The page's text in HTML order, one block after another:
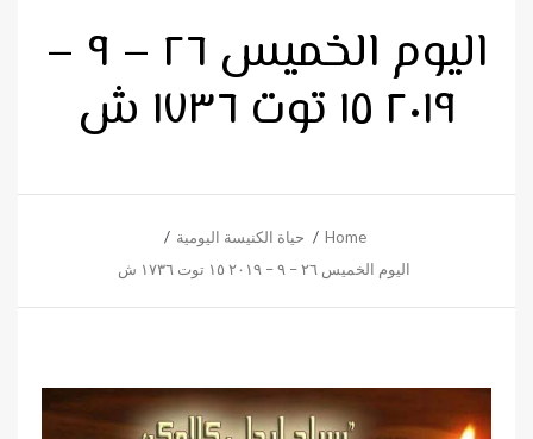
اليوم الخميس ٢٦ – ٩ –
٢٠١٩ ١٥ توت ١٧٣٦ ش
Home
حياة الكنيسة اليومية
اليوم الخميس ٢٦ – ٩ – ٢٠١٩ ١٥ توت ١٧٣٦ ش